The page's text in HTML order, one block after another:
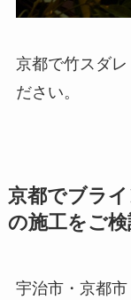
京都で竹スダ
ださい。
京都でブラ
の施工をご
宇治市・京都市